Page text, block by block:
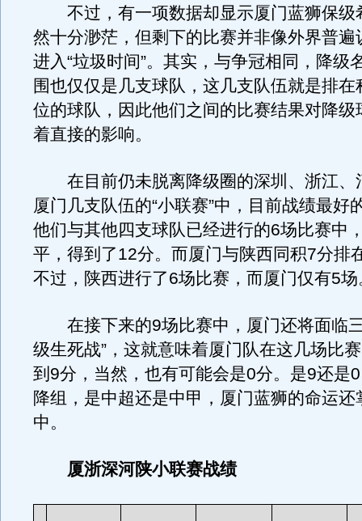
不过，有一项数据却显示厦门蓝狮保级
然十分渺茫，但剩下的比赛并非像外界普遍
进入“垃圾时间”。其实，与争冠相同，降级
围也仅仅是几支球队，这几支队伍就是排在
位的球队，因此他们之间的比赛结果对降级
着直接的影响。
在目前仍未脱离降级圈的深圳、浙江、
厦门几支队伍的“小联赛”中，目前战绩最好
他们与其他四支球队已经进行的6场比赛中
平，得到了12分。而厦门与陕西同积7分排
不过，陕西进行了6场比赛，而厦门仅有5场
在接下来的9场比赛中，厦门还将面临
级生死战”，这就意味着厦门队在这几场比
到9分，当然，也有可能会是0分。是9还是
降组，是中超还是中甲，厦门蓝狮的命运还
中。
厦浙深河陕小联赛战绩